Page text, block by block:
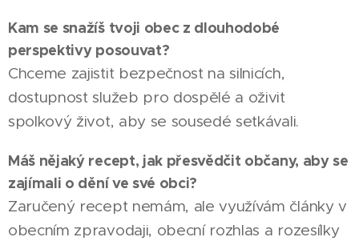
Kam se snažíš tvoji obec z dlouhodobé
perspektivy posouvat?
Chceme zajistit bezpečnost na silnicích,
dostupnost služeb pro dospělé a oživit
spolkový život, aby se sousedé setkávali.
Máš nějaký recept, jak přesvědčit občany, aby se
zajímali o dění ve své obci?
Zaručený recept nemám, ale využívám články v
obecním zpravodaji, obecní rozhlas a rozesílky